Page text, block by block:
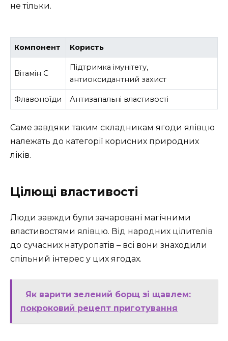
не тільки.
Компонент Користь
Вітамін С
Підтримка імунітету,
антиоксидантний захист
Флавоноїди Антизапальні властивості
Саме завдяки таким складникам ягоди ялівцю
належать до категорії корисних природних
ліків.
Цілющі властивості
Люди завжди були зачаровані магічними
властивостями ялівцю. Від народних цілителів
до сучасних натуропатів – всі вони знаходили
спільний інтерес у цих ягодах.
Як варити зелений борщ зі щавлем:
покроковий рецепт приготування